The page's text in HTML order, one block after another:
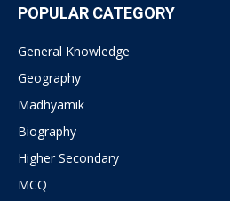
POPULAR CATEGORY
General Knowledge
Geography
Madhyamik
Biography
Higher Secondary
MCQ